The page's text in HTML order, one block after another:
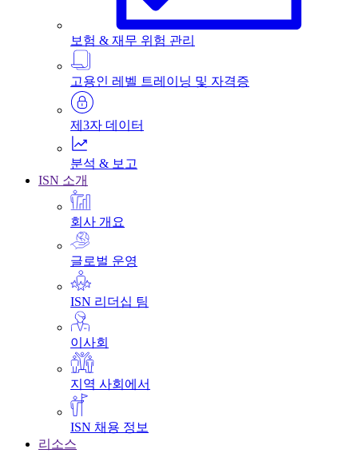
보험 & 재무 위험 관리
고용인 레벨 트레이닝 및 자격증
제3자 데이터
분석 & 보고
ISN 소개
회사 개요
글로벌 운영
ISN 리더십 팀
이사회
지역 사회에서
ISN 채용 정보
리소스